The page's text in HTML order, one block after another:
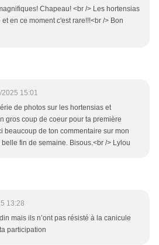
Chapeau! <br /> Les hortensias
en ce moment c'est rare!!!<br /> Bon
2025 15:01
de photos sur les hortensias et
gros coup de coeur pour ta première
beaucoup de ton commentaire sur mon
fin de semaine. Bisous.<br /> Lylou
13:28
mais ils n’ont pas résisté à la canicule
participation